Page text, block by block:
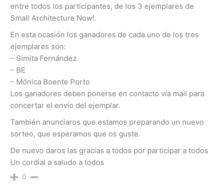
entre todos los participantes, de los 3 ejemplares de
Small Architecture Now!.
En esta ocasión los ganadores de cada uno de los tres
ejemplares son:
– Simita Fernández
– BE
– Mónica Boente Porto
Los ganadores deben ponerse en contacto vía mail para
concertar el envío del ejemplar.
También anunciaros que estamos preparando un nuevo
sorteo, que esperamos que os guste.
De nuevo daros las gracias a todos por participar a todos
Un cordial a saludo a todos
0